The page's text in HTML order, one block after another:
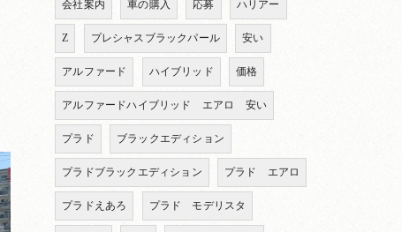
会社案内 車の購入 応募 ハリアー
Z プレシャスブラックパール 安い
アルファード ハイブリッド 価格
アルファードハイブリッド エアロ 安い
プラド ブラックエディション
プラドブラックエディション プラド エアロ
プラドえあろ プラド モデリスタ